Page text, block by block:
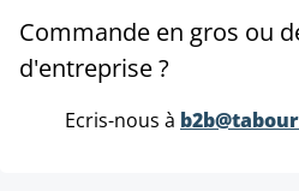
Commande en gros ou
d'entreprise ?
Ecris-nous à